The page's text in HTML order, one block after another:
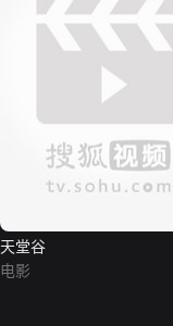
天堂谷
电影